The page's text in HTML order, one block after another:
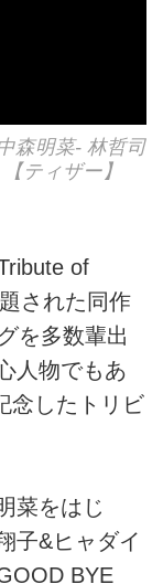
森明菜- 林哲司
ティザー】
of
された同作
を多数輩出
人物でもあ
念したトリビ
菜をはじ
子&ヒャダイ
BYE